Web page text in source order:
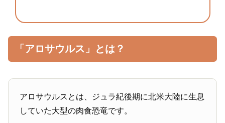
「アロサウルス」とは？
アロサウルスとは、ジュラ紀後期に北米大陸に生息
していた大型の肉食恐竜です。